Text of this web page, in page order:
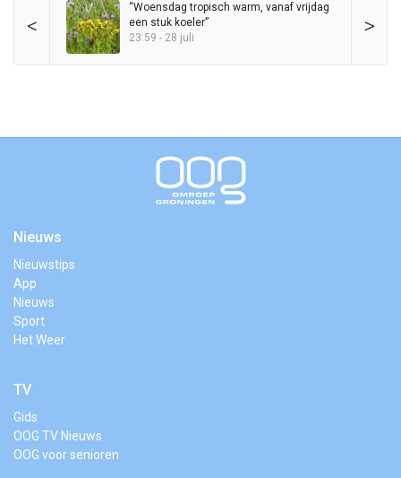
< >
“Woensdag tropisch warm, vanaf vrijdag
een stuk koeler”
23:59 - 28 juli
Nieuws
Nieuwstips
App
Nieuws
Sport
Het Weer
TV
Gids
OOG TV Nieuws
OOG voor senioren